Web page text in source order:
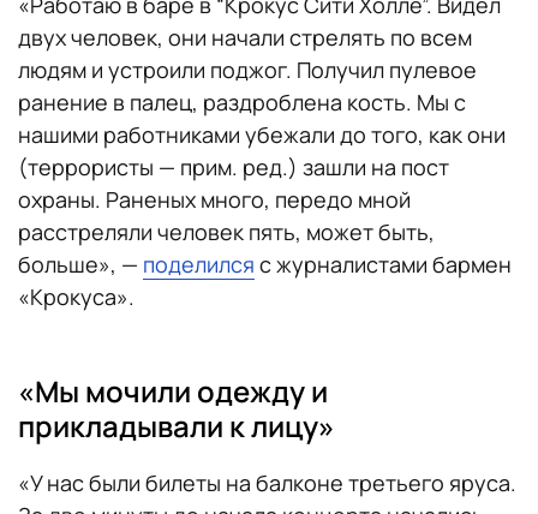
двух человек, они начали стрелять по всем
людям и устроили поджог. Получил пулевое
ранение в палец, раздроблена кость. Мы с
нашими работниками убежали до того, как они
(террористы — прим. ред.) зашли на пост
охраны. Раненых много, передо мной
расстреляли человек пять, может быть,
больше», — поделился с журналистами бармен
«Крокуса».
«Мы мочили одежду и
прикладывали к лицу»
«У нас были билеты на балконе третьего яруса.